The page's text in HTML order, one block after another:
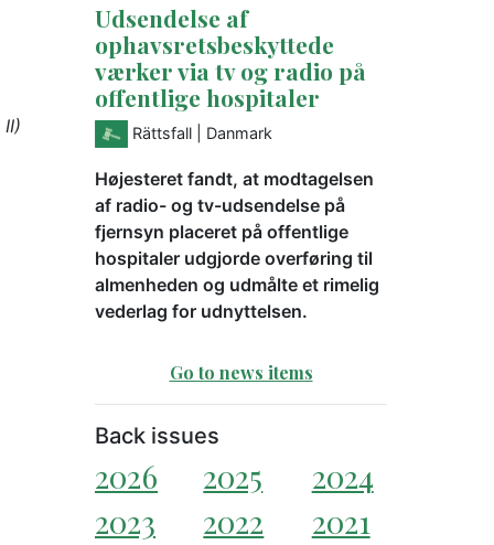
Udsendelse af
ophavsretsbeskyttede
værker via tv og radio på
offentlige hospitaler
Rättsfall | Danmark
Højesteret fandt, at modtagelsen
af radio- og tv-udsendelse på
fjernsyn placeret på offentlige
hospitaler udgjorde overføring til
almenheden og udmålte et rimelig
vederlag for udnyttelsen.
Go to news items
Back issues
2026 2025
2024
2023
2022
2021